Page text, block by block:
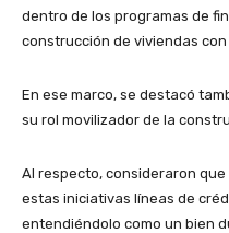
dentro de los programas de
construcción de viviendas
En ese marco, se destacó
su rol movilizador de la
Al respecto, consideraron
estas iniciativas líneas de
entendiéndolo como un bien